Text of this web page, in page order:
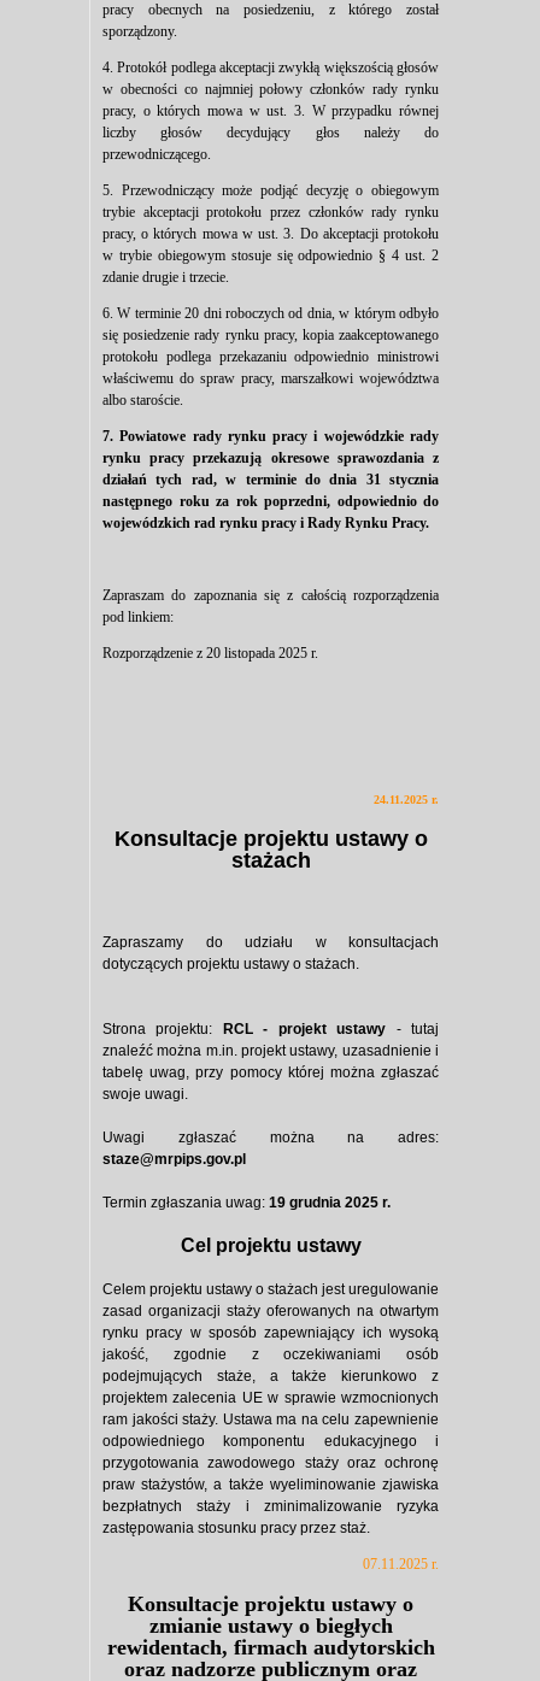
pracy obecnych na posiedzeniu, z którego został
sporządzony.
4. Protokół podlega akceptacji zwykłą większością głosów
w obecności co najmniej połowy członków rady rynku
pracy, o których mowa w ust. 3. W przypadku równej
liczby głosów decydujący głos należy do
przewodniczącego.
5. Przewodniczący może podjąć decyzję o obiegowym
trybie akceptacji protokołu przez członków rady rynku
pracy, o których mowa w ust. 3. Do akceptacji protokołu
w trybie obiegowym stosuje się odpowiednio § 4 ust. 2
zdanie drugie i trzecie.
6. W terminie 20 dni roboczych od dnia, w którym odbyło
się posiedzenie rady rynku pracy, kopia zaakceptowanego
protokołu podlega przekazaniu odpowiednio ministrowi
właściwemu do spraw pracy, marszałkowi województwa
albo staroście.
7. Powiatowe rady rynku pracy i wojewódzkie rady
rynku pracy przekazują okresowe sprawozdania z
działań tych rad, w terminie do dnia 31 stycznia
następnego roku za rok poprzedni, odpowiednio do
wojewódzkich rad rynku pracy i Rady Rynku Pracy.
Zapraszam do zapoznania się z całością rozporządzenia
pod linkiem:
Rozporządzenie z 20 listopada 2025 r.
24.11.2025 r.
Konsultacje projektu ustawy o
stażach
Zapraszamy do udziału w konsultacjach
dotyczących projektu ustawy o stażach.
Strona projektu: RCL - projekt ustawy - tutaj
znaleźć można m.in. projekt ustawy, uzasadnienie i
tabelę uwag, przy pomocy której można zgłaszać
swoje uwagi.
Uwagi zgłaszać można na adres:
staze@mrpips.gov.pl
Termin zgłaszania uwag: 19 grudnia 2025 r.
Cel projektu ustawy
Celem projektu ustawy o stażach jest uregulowanie
zasad organizacji staży oferowanych na otwartym
rynku pracy w sposób zapewniający ich wysoką
jakość, zgodnie z oczekiwaniami osób
podejmujących staże, a także kierunkowo z
projektem zalecenia UE w sprawie wzmocnionych
ram jakości staży. Ustawa ma na celu zapewnienie
odpowiedniego komponentu edukacyjnego i
przygotowania zawodowego staży oraz ochronę
praw stażystów, a także wyeliminowanie zjawiska
bezpłatnych staży i zminimalizowanie ryzyka
zastępowania stosunku pracy przez staż.
07.11.2025 r.
Konsultacje projektu ustawy o
zmianie ustawy o biegłych
rewidentach, firmach audytorskich
oraz nadzorze publicznym oraz